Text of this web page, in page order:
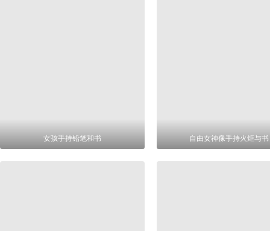
女孩手持铅笔和书 自由女神像手持火炬与书